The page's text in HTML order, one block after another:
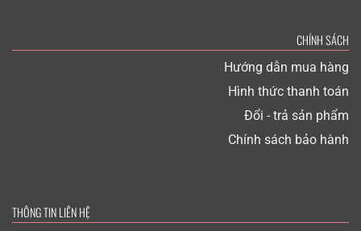
CHÍNH SÁCH
Hướng dẫn mua hàng
Hình thức thanh toán
Đổi - trả sản phẩm
Chính sách bảo hành
THÔNG TIN LIÊN HỆ